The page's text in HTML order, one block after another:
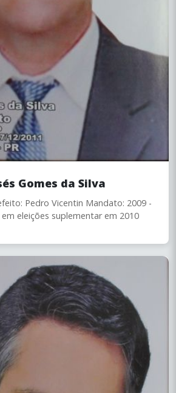
Gomes da Silva
Pedro Vicentin Mandato: 2009 -
eleições suplementar em 2010